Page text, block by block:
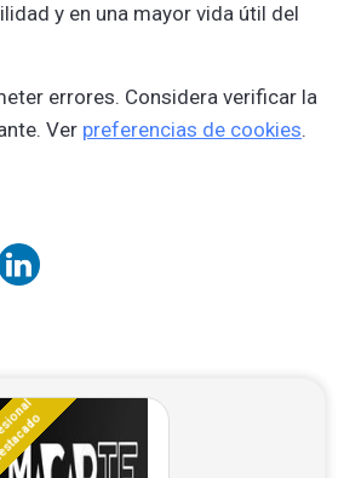
y en una mayor vida útil del
errores. Considera verificar la
Ver preferencias de cookies.